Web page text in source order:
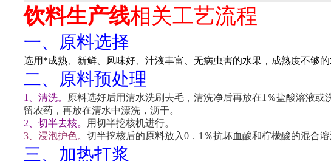
饮料生产线相关工艺流程
一、原料选择
选用*成熟、新鲜、风味好、汁液丰富、无病虫害的水果，成熟度不够的
二、原料预处理
1、清洗。
原料选好后用清水洗刷去毛，清洗净后再放在1％盐酸溶液或
留农药，再放在清水中漂洗，沥干。
2、切半去核。
用切半挖核机进行。
3、浸泡护色。 切半挖核后的原料放入0．1％抗坏血酸和柠檬酸的混合溶
三、加热打浆